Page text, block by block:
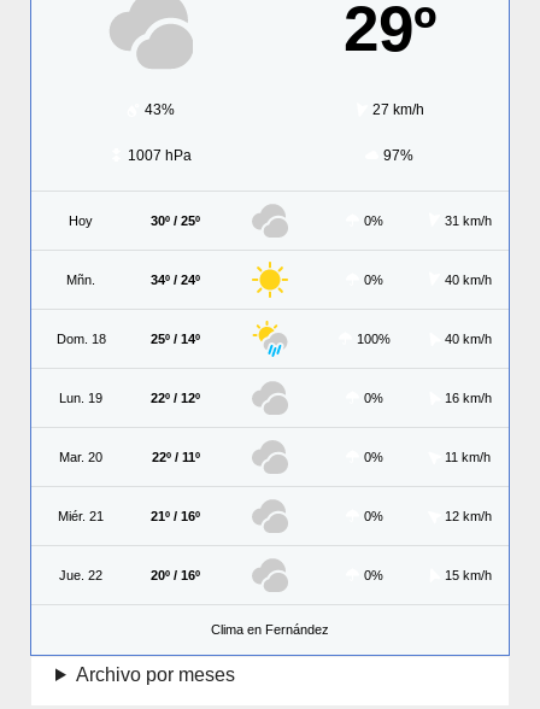
29º
43% 27 km/h
1007 hPa 97%
Hoy 30º / 25º 0% 31 km/h
Mñn. 34º / 24º 0% 40 km/h
Dom. 18 25º / 14º 100% 40 km/h
Lun. 19 22º / 12º 0% 16 km/h
Mar. 20 22º / 11º 0% 11 km/h
Miér. 21 21º / 16º 0% 12 km/h
Jue. 22 20º / 16º 0% 15 km/h
Clima en Fernández
Archivo por meses